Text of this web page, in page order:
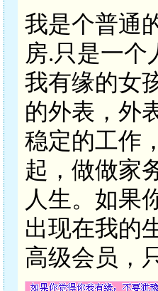
我是个普通
房.只是一个
我有缘的女
的外表，外
稳定的工作
起，做做家
人生。如果
出现在我的
高级会员，